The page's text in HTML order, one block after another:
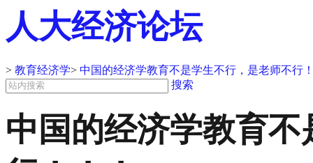
人大经济论坛
> 教育经济学> 中国的经济学教育不是学生不行，是老师不行
搜索
中国的经济学教育